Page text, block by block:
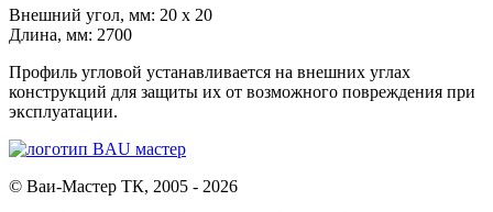
Внешний угол, мм: 20 х 20
Длина, мм: 2700
Профиль угловой устанавливается на внешних углах
конструкций для защиты их от возможного повреждения при
эксплуатации.
© Ваи-Мастер ТК, 2005 - 2026